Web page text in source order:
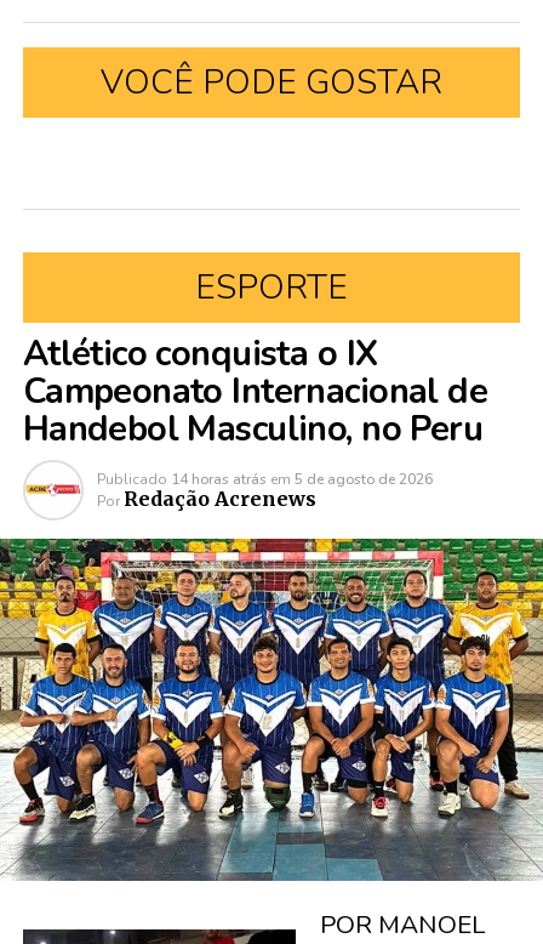
VOCÊ PODE GOSTAR
ESPORTE
Atlético conquista o IX
Campeonato Internacional de
Handebol Masculino, no Peru
Publicado 14 horas atrás em 5 de agosto de 2026
Por Redação Acrenews
POR MANOEL